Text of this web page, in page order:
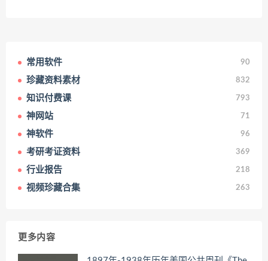
常用软件 90
珍藏资料素材 832
知识付费课 793
神网站 71
神软件 96
考研考证资料 369
行业报告 218
视频珍藏合集 263
更多内容